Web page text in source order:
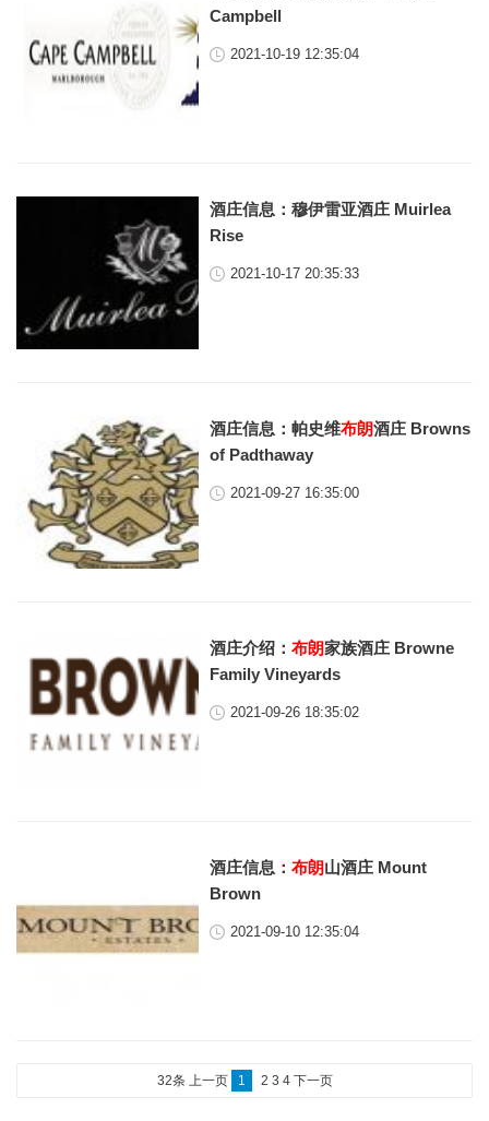
Campbell
2021-10-19 12:35:04
酒庄信息：穆伊雷亚酒庄 Muirlea
Rise
2021-10-17 20:35:33
酒庄信息：帕史维布朗酒庄 Browns
of Padthaway
2021-09-27 16:35:00
酒庄介绍：布朗家族酒庄 Browne
Family Vineyards
2021-09-26 18:35:02
酒庄信息：布朗山酒庄 Mount
Brown
2021-09-10 12:35:04
32条 上一页 1 2 3 4 下一页